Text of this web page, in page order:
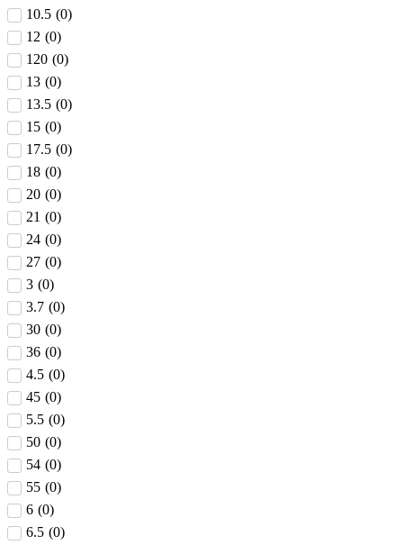
10.5 (0)
12 (0)
120 (0)
13 (0)
13.5 (0)
15 (0)
17.5 (0)
18 (0)
20 (0)
21 (0)
24 (0)
27 (0)
3 (0)
3.7 (0)
30 (0)
36 (0)
4.5 (0)
45 (0)
5.5 (0)
50 (0)
54 (0)
55 (0)
6 (0)
6.5 (0)